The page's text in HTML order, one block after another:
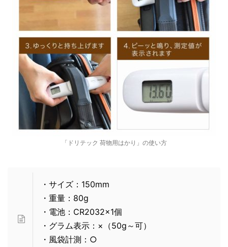
「ドリテック 荷物用はかり」の使い方
・サイズ：150mm
・重量：80g
・電池：CR2032×1個
・グラム表示：×（50g～可）
・風袋計測：○